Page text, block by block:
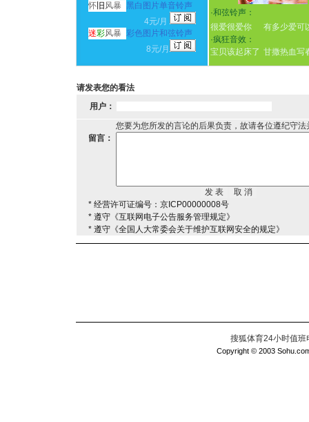
怀 旧 风暴
黑白图片单音铃声
4元/月
迷彩风暴 彩色图片和弦铃声
8元/月
·和弦铃声：
很爱很爱你
有多少爱可
·疯狂音效：
宝贝该起床了 甘撒热血写
请发表您的看法
用户：
您要为您所发的言论的后果负责，故请各位遵纪守
留言：
* 经营许可证编号：京ICP00000008号
* 遵守《互联网电子公告服务管理规定》
* 遵守《全国人大常委会关于维护互联网安全的规定》
搜狐体育24小时值
Copyright © 2003